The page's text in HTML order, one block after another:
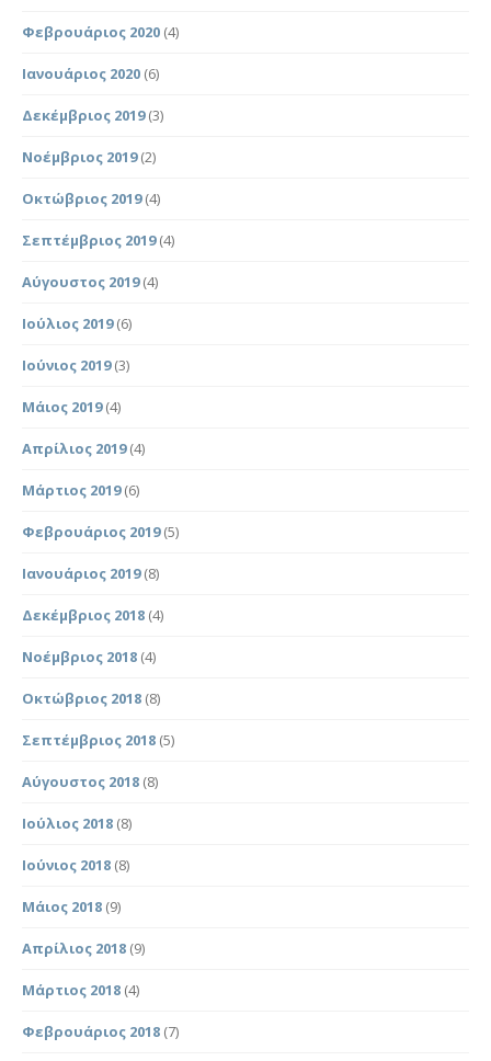
Φεβρουάριος 2020 (4)
Ιανουάριος 2020 (6)
Δεκέμβριος 2019(3)
Νοέμβριος 2019(2)
Οκτώβριος 2019(4)
Σεπτέμβριος 2019(4)
Αύγουστος 2019(4)
Ιούλιος 2019(6)
Ιούνιος 2019(3)
Μάιος 2019(4)
Απρίλιος 2019(4)
Μάρτιος 2019(6)
Φεβρουάριος 2019(5)
Ιανουάριος 2019(8)
Δεκέμβριος 2018 (4)
Νοέμβριος 2018 (4)
Οκτώβριος 2018 (8)
Σεπτέμβριος 2018 (5)
Αύγουστος 2018 (8)
Ιούλιος 2018 (8)
Ιούνιος 2018 (8)
Μάιος 2018 (9)
Απρίλιος 2018 (9)
Μάρτιος 2018 (4)
Φεβρουάριος 2018 (7)